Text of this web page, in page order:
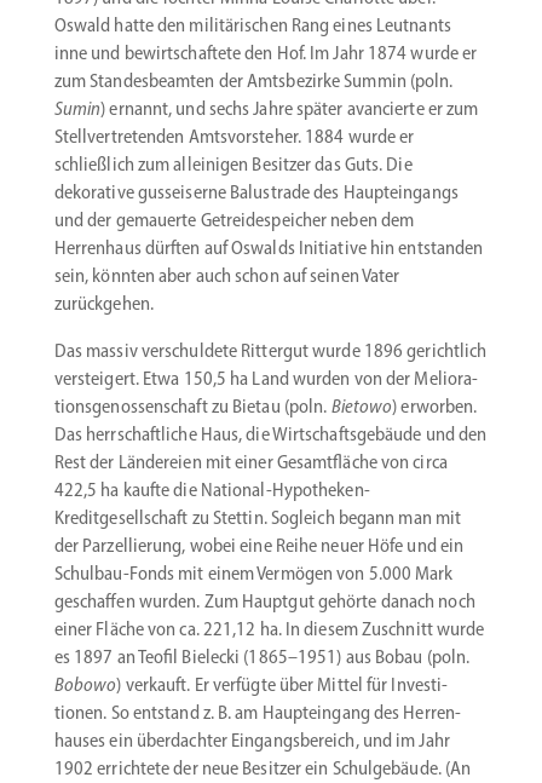
Oswald hatte den militä­ri­schen Rang eines Leutnants
inne und bewirt­schaftete den Hof. Im Jahr 1874 wurde er
zum Standes­be­amten der Amtsbe­zirke Summin (poln.
Sumin) ernannt, und sechs Jahre später avancierte er zum
Stell­ver­tre­tenden Amtsvor­steher. 1884 wurde er
schließlich zum allei­nigen Besitzer das Guts. Die
dekorative gussei­serne Balus­trade des Haupt­ein­gangs
und der gemauerte Getrei­de­speicher neben dem
Herrenhaus dürften auf Oswalds Initiative hin entstanden
sein, könnten aber auch schon auf seinen Vater
zurückgehen.
Das massiv verschuldete Rittergut wurde 1896 gerichtlich
versteigert. Etwa 150,5 ha Land wurden von der Melio­ra­
ti­ons­ge­nos­sen­schaft zu Bietau (poln. Bietowo) erworben.
Das herrschaft­liche Haus, die Wirtschafts­ge­bäude und den
Rest der Lände­reien mit einer Gesamt­fläche von circa
422,5 ha kaufte die National-­Hypotheken-
Kreditgesellschaft zu Stettin. Sogleich begann man mit
der Parzel­lierung, wobei eine Reihe neuer Höfe und ein
Schulbau-Fonds mit einem Vermögen von 5.000 Mark
geschaffen wurden. Zum Hauptgut gehörte danach noch
einer Fläche von ca. 221,12 ha. In diesem Zuschnitt wurde
es 1897 an Teofil Bielecki (1865–1951) aus Bobau (poln.
Bobowo) verkauft. Er verfügte über Mittel für Inves­ti­
tionen. So entstand z. B. am Haupt­eingang des Herren­
hauses ein überdachter Eingangs­be­reich, und im Jahr
1902 errichtete der neue Besitzer ein Schul­ge­bäude. (An